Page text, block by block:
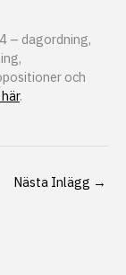
– dagordning,
och
.
Nästa Inlägg →